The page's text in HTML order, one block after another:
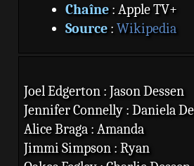
Chaîne: Apple TV+
Source: Wikipedia
Joel Edgerton : Jason Dessen
Jennifer Connelly : Daniela
Alice Braga : Amanda
Jimmi Simpson : Ryan